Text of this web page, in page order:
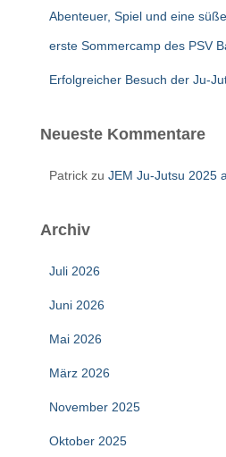
Abenteuer, Spiel und eine
erste Sommercamp des PSV
Erfolgreicher Besuch der Ju-
Neueste Kommentare
Patrick zu JEM Ju-Jutsu 2025
Archiv
Juli 2026
Juni 2026
Mai 2026
März 2026
November 2025
Oktober 2025